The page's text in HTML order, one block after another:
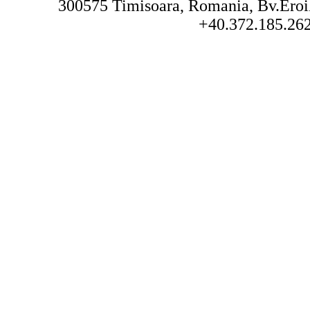
300575 Timisoara, Romania,